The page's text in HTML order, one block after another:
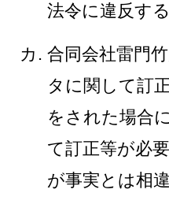
法令に違反す
合同会社雷門
タに関して訂
をされた場合
て訂正等が必
が事実とは相